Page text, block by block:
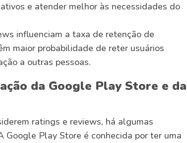
e atender melhor às necessidades do
influenciam a taxa de retenção de
maior probabilidade de reter usuários
a outras pessoas.
da Google Play Store e da
ratings e reviews, há algumas
Google Play Store é conhecida por ter uma